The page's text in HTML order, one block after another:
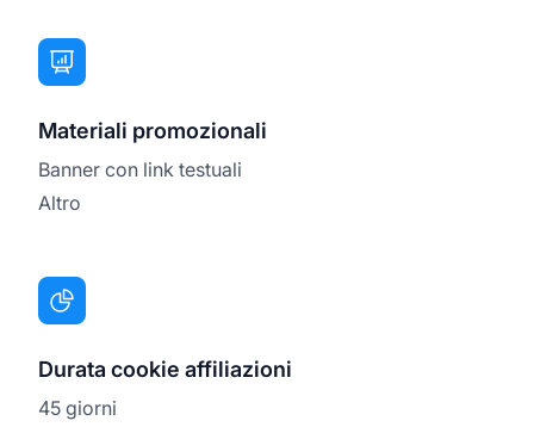
Materiali promozionali
Banner con link testuali
Altro
Durata cookie affiliazioni
45 giorni